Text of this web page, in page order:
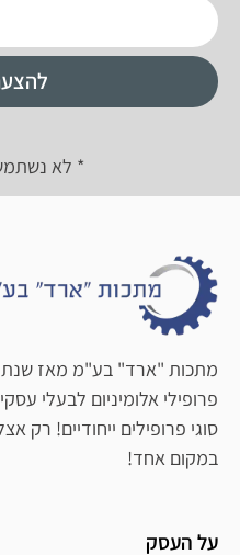
* לא
סוגי פרופילים ייחודיים! רק
במקום אחד!
על העסק